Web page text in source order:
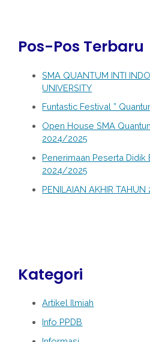
Pos-Pos Terbaru
SMA QUANTUM INTI
UNIVERSITY
Funtastic Festival ”
Open House SMA
2024/2025
Penerimaan Peserta Didik
2024/2025
PENILAIAN AKHIR TAHUN
Kategori
Artikel Ilmiah
Info PPDB